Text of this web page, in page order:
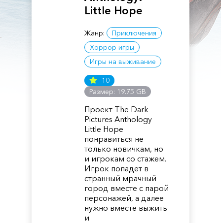
Little Hope
Жанр:
Приключения
Хоррор игры
Игры на выживание
10
Размер: 19.75 GB
Проект The Dark
Pictures Anthology
Little Hope
понравиться не
только новичкам, но
и игрокам со стажем.
Игрок попадет в
странный мрачный
город вместе с парой
персонажей, а далее
нужно вместе выжить
и